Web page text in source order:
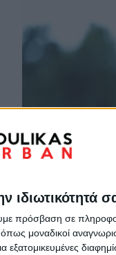
ιδιωτικότητά
πρόσβαση σε
μοναδικοί